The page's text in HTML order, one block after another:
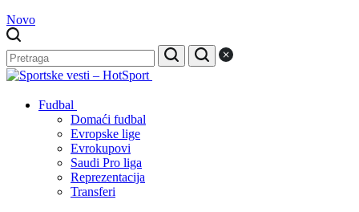
Novo
Fudbal
Domaći fudbal
Evropske lige
Evrokupovi
Saudi Pro liga
Reprezentacija
Transferi